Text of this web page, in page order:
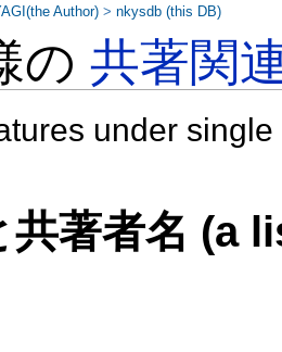
の共著関
under
共著者名 (a
Author) >nkysdb (this DB)